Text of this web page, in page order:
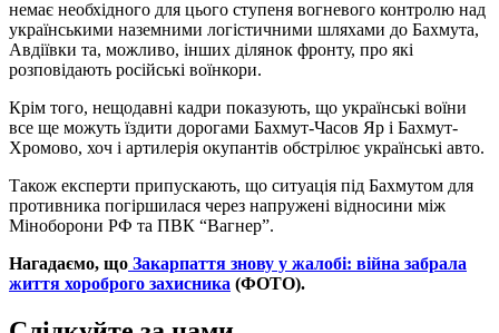
немає необхідного для цього ступеня вогневого контролю над
українськими наземними логістичними шляхами до Бахмута,
Авдіївки та, можливо, інших ділянок фронту, про які
розповідають російські воїнкори.
Крім того, нещодавні кадри показують, що українські воїни
все ще можуть їздити дорогами Бахмут-Часов Яр і Бахмут-
Хромово, хоч і артилерія окупантів обстрілює українські авто.
Також експерти припускають, що ситуація під Бахмутом для
противника погіршилася через напружені відносини між
Міноборони РФ та ПВК “Вагнер”.
Нагадаємо, що Закарпаття знову у жалобі: війна забрала
життя хороброго захисника (ФОТО).